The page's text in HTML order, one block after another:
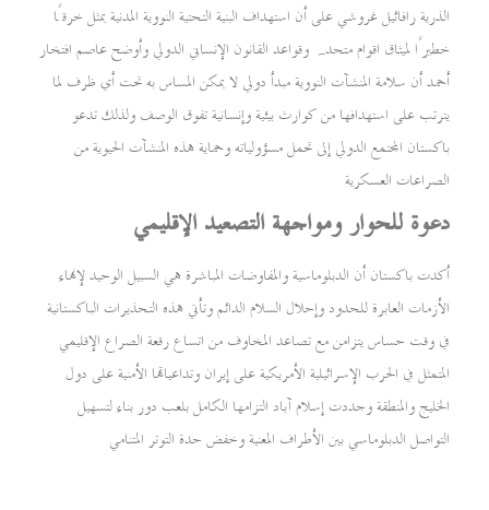
الذرية رافائيل غروشي على أن استهداف البنية التحتية النووية المدنية يمثل خرقًا
خطيرًا لميثاق اقوام متحدہ وقواعد القانون الإنساني الدولي وأوضح عاصم افتخار
أحمد أن سلامة المنشآت النووية مبدأ دولي لا يمكن المساس به تحت أي ظرف لما
يترتب على استهدافها من كوارث بيئية وإنسانية تفوق الوصف ولذلك تدعو
باكستان المجتمع الدولي إلى تحمل مسؤولياته وحماية هذه المنشآت الحيوية من
الصراعات العسكرية
دعوة للحوار ومواجهة التصعيد الإقليمي
أكدت باكستان أن الدبلوماسية والمفاوضات المباشرة هي السبيل الوحيد لإنهاء
الأزمات العابرة للحدود وإحلال السلام الدائم وتأتي هذه التحذيرات الباكستانية
في وقت حساس يتزامن مع تصاعد المخاوف من اتساع رقعة الصراع الإقليمي
المتمثل في الحرب الإسرائيلية الأمريكية على إيران وتداعياتها الأمنية على دول
الخليج والمنطقة وجددت إسلام آباد التزامها الكامل بلعب دور بناء لتسهيل
التواصل الدبلوماسي بين الأطراف المعنية وخفض حدة التوتر المتنامي